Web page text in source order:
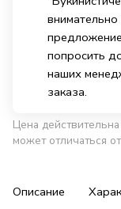
попросить
наших
заказа.
Цена
может отличаться
Описание